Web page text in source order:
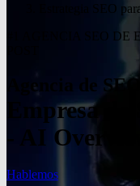
Estrategia SEO
#1 AGENCIA SEO
Agencia de
Empresa
- AI
Hablemos